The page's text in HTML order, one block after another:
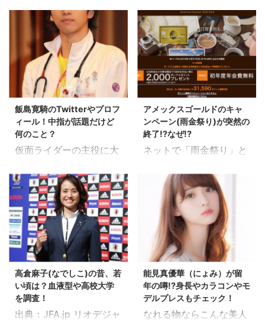
用は一切無料。さらに、
送料、延滞料も無料で
す！ ＼ただいま30日間
無料お試しできます！／
30日間無料お試しで「キ
ミにきめた」を観る！
※もちろん！期間中に退
会可能で、退会すれば一
...
（おおさと ももこ） 生
年月日：1998年8月10日
身長：170cm 体重：
60kg 血液型：A型 出身
地：熊本県玉名郡 出身高
校：熊本国府高等学校 趣
味：音楽鑑賞、映画鑑賞
好き ...
ル」で新トップ6と呼ば
れるトップ集団の中の一
人が宮本美季さん。 2回
目の出場で優勝した実力
はやはり只者ではありま
せん!! その宮本さんのCD
アルバムやコンサート、
ライブ情報等をチェック
してみました!! スポンサ
ードリンク まずは宮本美
季さんのプロフィール 出
ルサイト 名前：宮本美季
生年月日：1983年10月
17日 (33歳) 血液型：A型
出身地：東京都 出身大
学：バークリー音楽院 出
身高校：吉祥女子高等学
校 職業：シンガーソング
ライター ...
で話題の山根明（前会
長）の実の妹として、 元
タレントの十文字茜さん
がサンジャポに出演し、
ネット上がざわついてい
ますね。 さて、この十文
字茜さんという方、 本当
に山根明（前会長）の妹
さんなのか、 タレントや
レポーターとして芸能界
にいたというのは本当
て子供はいるのかなど、
経歴と合わせて調べてみ
たいと思います。 十文字
茜のプロフィールや経歴
は？ 名前：十文字 茜 生
年月日：不明（2018年8
月現在：60歳） 職業：
元タレント 家族：一児の
母 経歴も調べてみました
...
飯島寛騎のTwitterやプロフ
ィール！中指が話題だけど
何のこと？
仮面ライダーの主役に大
の飯島寛騎さん。 2015
年、ジュノンスーパーボ
ーイコンテストにてグラ
ンプリを受賞。 そして、
デビュー作で主役、とま
さにシンデレラボーイ街
ばく進中の飯島寛騎さ
ん。 そんな飯島寛騎さん
の気になるプロフィール
やTwitter情報、中指って
何？って事等、色々と調
アメックスゴールドのキャ
ンペーン(雨金祭り)が突然の
終了!?なぜ!?
ネットで「雨金祭り」と
たアメックス（AMEX）
ゴールドカードの公共料
金キャンペーンが9/9深
夜の突然のメールにて終
了が告知された…。 メー
ルの内容は以下の通り。
アメックスゴールドキャ
ンペーン終了を告げるメ
ール 私もこのメールを見
たときは固まりました
よ…。 「え!?どういうこ
高倉麻子(なでしこ)の昔、若
い頃は？血液型や高校大学
を調査！
出典：JFA.jp リオデジャ
能見真優華（にょみ）が留
年の噂!?身長やカラコンやモ
デルプレスもチェック！
なれる物ならこんな美人